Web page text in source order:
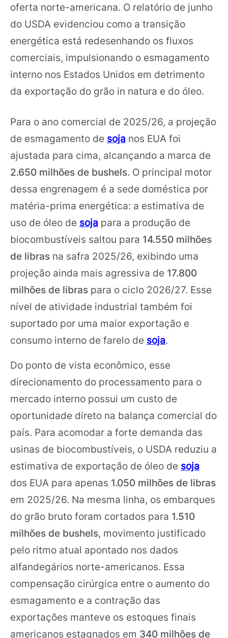
oferta norte-americana. O relatório de junho
do USDA evidenciou como a transição
energética está redesenhando os fluxos
comerciais, impulsionando o esmagamento
interno nos Estados Unidos em detrimento
da exportação do grão in natura e do óleo.
Para o ano comercial de 2025/26, a projeção
de esmagamento de soja nos EUA foi
ajustada para cima, alcançando a marca de
2.650 milhões de bushels. O principal motor
dessa engrenagem é a sede doméstica por
matéria-prima energética: a estimativa de
uso de óleo de soja para a produção de
biocombustíveis saltou para 14.550 milhões
de libras na safra 2025/26, exibindo uma
projeção ainda mais agressiva de 17.800
milhões de libras para o ciclo 2026/27. Esse
nível de atividade industrial também foi
suportado por uma maior exportação e
consumo interno de farelo de soja.
Do ponto de vista econômico, esse
direcionamento do processamento para o
mercado interno possui um custo de
oportunidade direto na balança comercial do
país. Para acomodar a forte demanda das
usinas de biocombustíveis, o USDA reduziu a
estimativa de exportação de óleo de soja
dos EUA para apenas 1.050 milhões de libras
em 2025/26. Na mesma linha, os embarques
do grão bruto foram cortados para 1.510
milhões de bushels, movimento justificado
pelo ritmo atual apontado nos dados
alfandegários norte-americanos. Essa
compensação cirúrgica entre o aumento do
esmagamento e a contração das
exportações manteve os estoques finais
americanos estagnados em 340 milhões de